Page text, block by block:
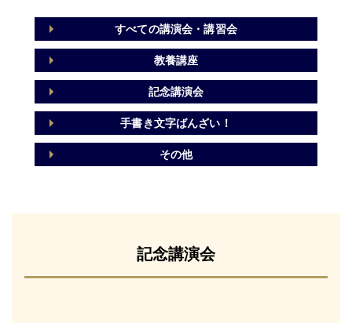
すべての講演会・講習会
教養講座
記念講演会
手書き文字ばんざい！
その他
記念講演会